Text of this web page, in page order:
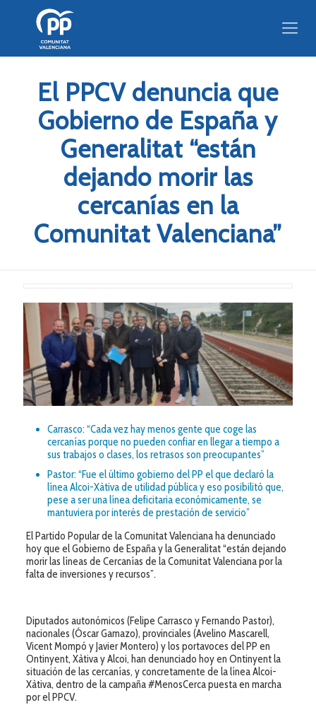
El PPCV denuncia que
Gobierno de España y
Generalitat “están
dejando morir las
cercanías en la
Comunitat Valenciana”
Carrasco: “Cada vez hay menos gente que coge las
cercanías porque no pueden confiar en llegar a tiempo a
sus trabajos o clases, los retrasos son preocupantes”
Pastor: “Fue el último gobierno del PP el que declaró la
línea Alcoi-Xàtiva de utilidad pública y eso posibilitó que,
pese a ser una línea deficitaria económicamente, se
mantuviera por interés de prestación de servicio”
El Partido Popular de la Comunitat Valenciana ha denunciado
hoy que el Gobierno de España y la Generalitat “están dejando
morir las líneas de Cercanías de la Comunitat Valenciana por la
falta de inversiones y recursos”.
Diputados autonómicos (Felipe Carrasco y Fernando Pastor),
nacionales (Óscar Gamazo), provinciales (Avelino Mascarell,
Vicent Mompó y Javier Montero) y los portavoces del PP en
Ontinyent, Xàtiva y Alcoi, han denunciado hoy en Ontinyent la
situación de las cercanías, y concretamente de la línea Alcoi-
Xàtiva, dentro de la campaña #MenosCerca puesta en marcha
por el PPCV.